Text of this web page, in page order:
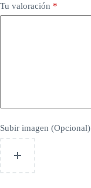
Tu valoración *
Subir imagen (Opcional)